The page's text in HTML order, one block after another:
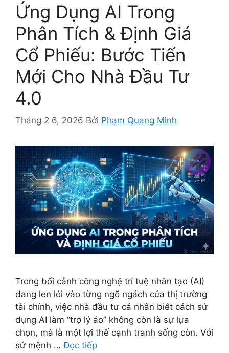
Ứng Dụng AI Trong
Phân Tích & Định Giá
Cổ Phiếu: Bước Tiến
Mới Cho Nhà Đầu Tư
4.0
Tháng 2 6, 2026 Bởi Phạm Quang Minh
Trong bối cảnh công nghệ trí tuệ nhân tạo (AI)
đang len lỏi vào từng ngõ ngách của thị trường
tài chính, việc nhà đầu tư cá nhân biết cách sử
dụng AI làm “trợ lý ảo” không còn là sự lựa
chọn, mà là một lợi thế cạnh tranh sống còn. Với
sứ mệnh …Đọc tiếp